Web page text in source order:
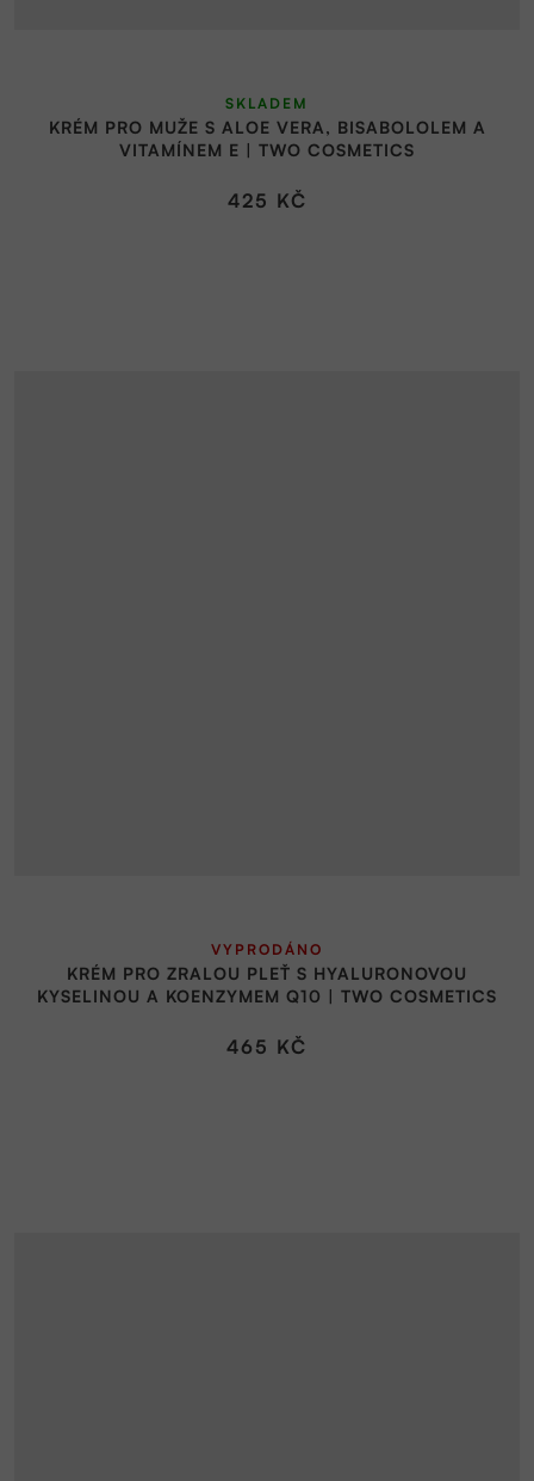
KRÉM PRO MUŽE S ALOE VERA, BISABOLOLEM A
VITAMÍNEM E | TWO COSMETICS
SKLADEM
425 KČ
KRÉM PRO ZRALOU PLEŤ S HYALURONOVOU
KYSELINOU A KOENZYMEM Q10 | TWO COSMETICS
hodnocení
produktu
5,0
VYPRODÁNO
465 KČ